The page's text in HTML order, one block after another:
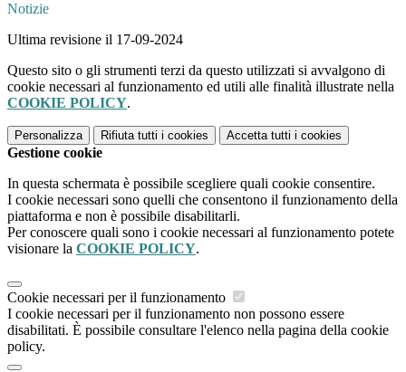
Notizie
Ultima revisione il 17-09-2024
Questo sito o gli strumenti terzi da questo utilizzati si avvalgono di
cookie necessari al funzionamento ed utili alle finalità illustrate nella
COOKIE POLICY.
Personalizza Rifiuta tutti i cookies Accetta tutti i cookies
Gestione cookie
In questa schermata è possibile scegliere quali cookie consentire.
I cookie necessari sono quelli che consentono il funzionamento della
piattaforma e non è possibile disabilitarli.
Per conoscere quali sono i cookie necessari al funzionamento potete
visionare la COOKIE POLICY.
Cookie necessari per il funzionamento
I cookie necessari per il funzionamento non possono essere
disabilitati. È possibile consultare l'elenco nella pagina della cookie
policy.